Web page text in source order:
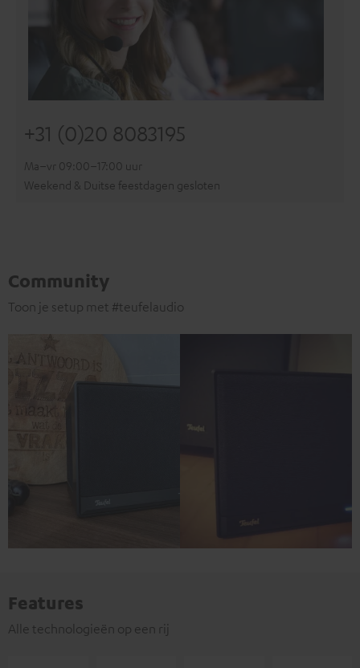
+31 (0)20 8083195
Ma–vr 09:00–17:00 uur
Weekend & Duitse feestdagen gesloten
Community
Toon je setup met #teufelaudio
Features
Alle technologieën op een rij